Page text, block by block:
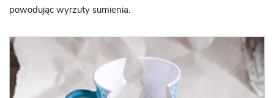
powodując wyrzuty sumienia.